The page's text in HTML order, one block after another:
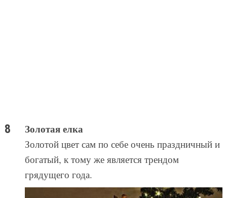
Золотая елка
Золотой цвет сам по себе очень праздничный и
богатый, к тому же является трендом
грядущего года.